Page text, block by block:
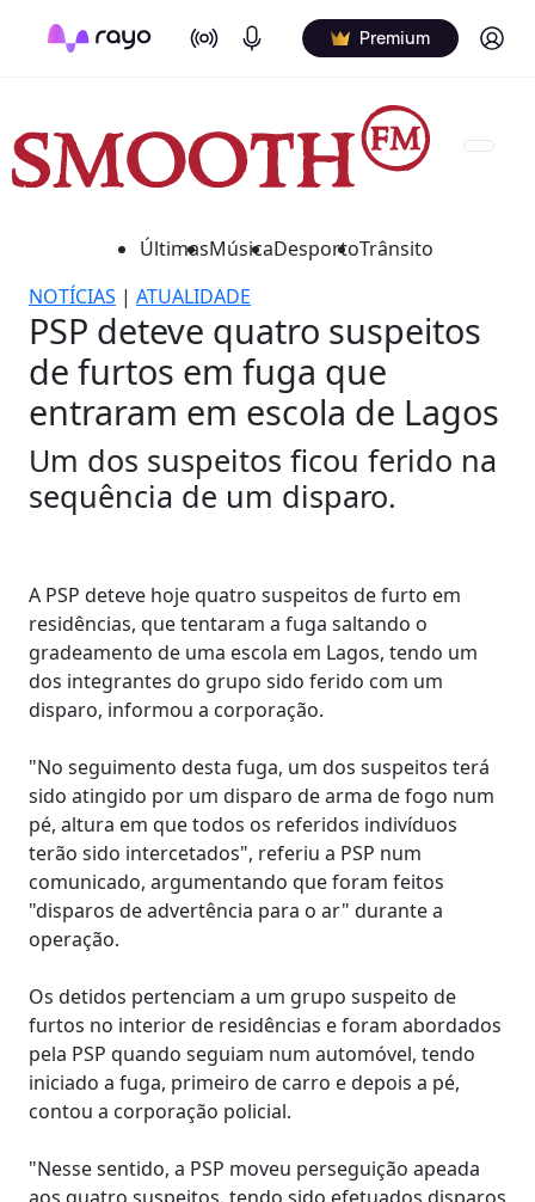
On Air Podcasts Premium Log in
ÚltimasMúsicaDesportoTrânsito
NOTÍCIAS | ATUALIDADE
PSP deteve quatro suspeitos
de furtos em fuga que
entraram em escola de Lagos
Um dos suspeitos ficou ferido na
sequência de um disparo.
A PSP deteve hoje quatro suspeitos de furto em
residências, que tentaram a fuga saltando o
gradeamento de uma escola em Lagos, tendo um
dos integrantes do grupo sido ferido com um
disparo, informou a corporação.
"No seguimento desta fuga, um dos suspeitos terá
sido atingido por um disparo de arma de fogo num
pé, altura em que todos os referidos indivíduos
terão sido intercetados", referiu a PSP num
comunicado, argumentando que foram feitos
"disparos de advertência para o ar" durante a
operação.
Os detidos pertenciam a um grupo suspeito de
furtos no interior de residências e foram abordados
pela PSP quando seguiam num automóvel, tendo
iniciado a fuga, primeiro de carro e depois a pé,
contou a corporação policial.
"Nesse sentido, a PSP moveu perseguição apeada